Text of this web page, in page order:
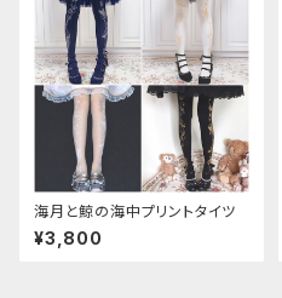
海月と鯨の海中プリントタイツ
¥3,800